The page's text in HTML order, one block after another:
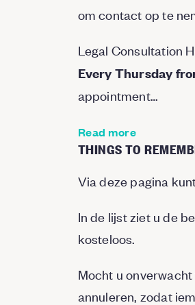
om contact op te
Legal Consultation
Every Thursday
appointment…
Read more
THINGS TO
Via deze pagina
In de lijst ziet u de
kosteloos.
Mocht u
annuleren, zodat